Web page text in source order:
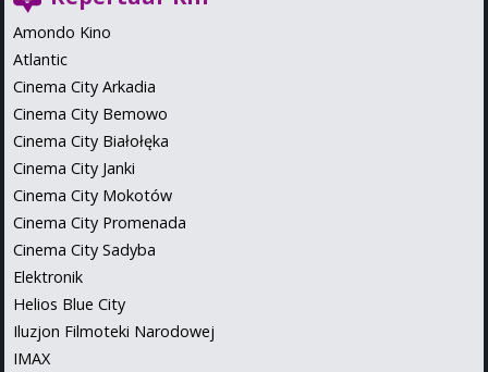
Amondo Kino
Atlantic
Cinema City Arkadia
Cinema City Bemowo
Cinema City Białołęka
Cinema City Janki
Cinema City Mokotów
Cinema City Promenada
Cinema City Sadyba
Elektronik
Helios Blue City
Iluzjon Filmoteki Narodowej
IMAX